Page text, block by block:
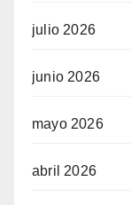
julio 2026
junio 2026
mayo 2026
abril 2026